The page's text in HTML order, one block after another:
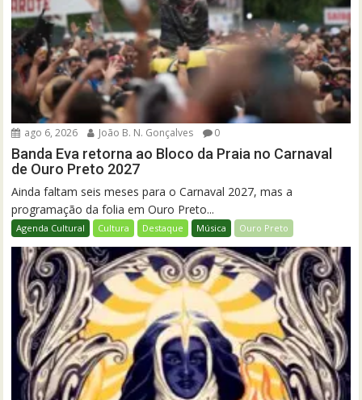
ago 6, 2026 João B. N. Gonçalves 0
Banda Eva retorna ao Bloco da Praia no Carnaval
de Ouro Preto 2027
Ainda faltam seis meses para o Carnaval 2027, mas a
programação da folia em Ouro Preto...
Agenda Cultural Cultura Destaque Música Ouro Preto